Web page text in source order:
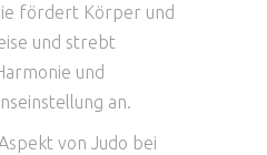
fördert Körper und
und strebt
und
an.
von Judo bei